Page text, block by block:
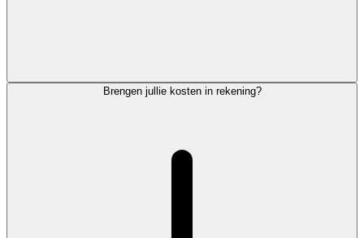
Brengen jullie kosten in rekening?